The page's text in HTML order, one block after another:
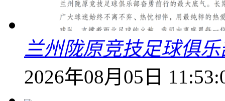
兰州陇原竞技足球俱
2026年08月05日